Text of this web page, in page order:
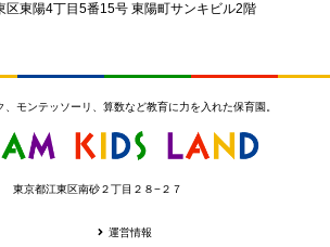
区東陽4丁目5番15号 東陽町サンキビル2階
、モンテッソーリ、算数など教育に力を入れた保育園。
東京都江東区南砂２丁目２８−２７
運営情報